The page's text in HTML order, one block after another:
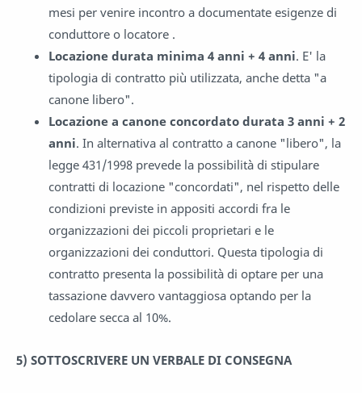
mesi per venire incontro a documentate esigenze di
conduttore o locatore .
Locazione durata minima 4 anni + 4 anni. E' la
tipologia di contratto più utilizzata, anche detta "a
canone libero".
Locazione a canone concordato durata 3 anni + 2
anni. In alternativa al contratto a canone "libero", la
legge 431/1998 prevede la possibilità di stipulare
contratti di locazione "concordati", nel rispetto delle
condizioni previste in appositi accordi fra le
organizzazioni dei piccoli proprietari e le
organizzazioni dei conduttori. Questa tipologia di
contratto presenta la possibilità di optare per una
tassazione davvero vantaggiosa optando per la
cedolare secca al 10%.
5) SOTTOSCRIVERE UN VERBALE DI CONSEGNA